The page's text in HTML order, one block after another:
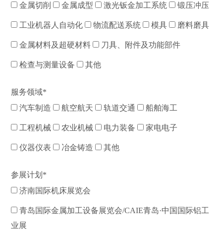
金属切削
金属成型 激光钣金加工系统 锻压冲压
工业机器人自动化 物流配送系统 模具 磨料磨具
金属材料及超硬材料 刀具、附件及功能部件
检查与测量设备 其他
服务领域*
汽车制造
航空航天 轨道交通 船舶海工
工程机械 农业机械 电力装备 家电电子
仪器仪表 冶金铸造 其他
参展计划*
济南国际机床展览会
青岛国际金属加工设备展览会/CAIE青岛·中国国际铝工
业展